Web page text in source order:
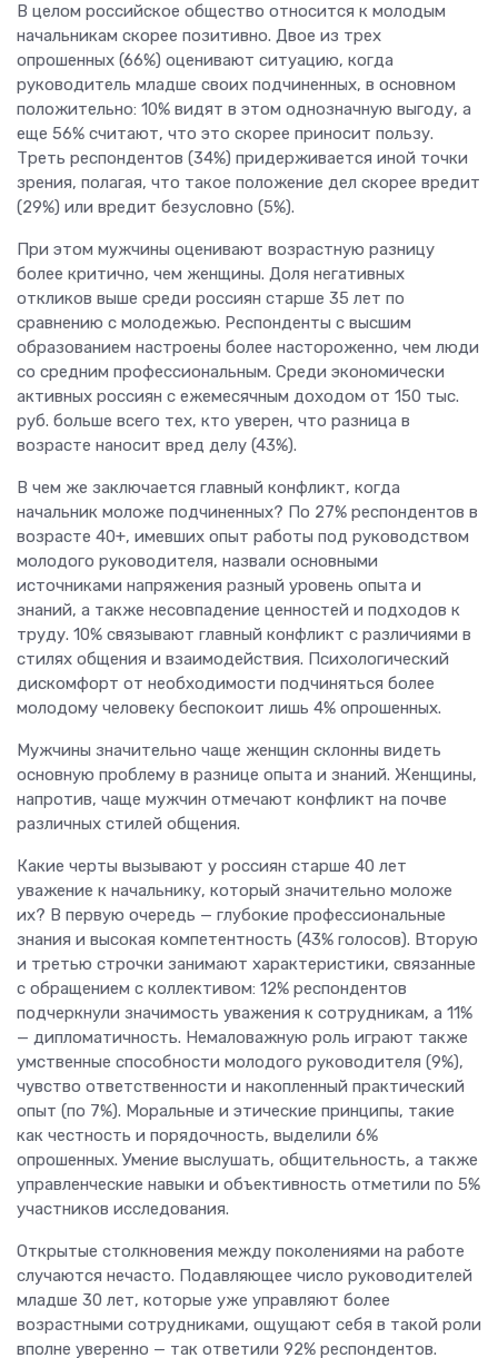
В целом российское общество относится к молодым
начальникам скорее позитивно. Двое из трех
опрошенных (66%) оценивают ситуацию, когда
руководитель младше своих подчиненных, в основном
положительно: 10% видят в этом однозначную выгоду, а
еще 56% считают, что это скорее приносит пользу.
Треть респондентов (34%) придерживается иной точки
зрения, полагая, что такое положение дел скорее вредит
(29%) или вредит безусловно (5%).
При этом мужчины оценивают возрастную разницу
более критично, чем женщины. Доля негативных
откликов выше среди россиян старше 35 лет по
сравнению с молодежью. Респонденты с высшим
образованием настроены более настороженно, чем люди
со средним профессиональным. Среди экономически
активных россиян с ежемесячным доходом от 150 тыс.
руб. больше всего тех, кто уверен, что разница в
возрасте наносит вред делу (43%).
В чем же заключается главный конфликт, когда
начальник моложе подчиненных? По 27% респондентов в
возрасте 40+, имевших опыт работы под руководством
молодого руководителя, назвали основными
источниками напряжения разный уровень опыта и
знаний, а также несовпадение ценностей и подходов к
труду. 10% связывают главный конфликт с различиями в
стилях общения и взаимодействия. Психологический
дискомфорт от необходимости подчиняться более
молодому человеку беспокоит лишь 4% опрошенных.
Мужчины значительно чаще женщин склонны видеть
основную проблему в разнице опыта и знаний. Женщины,
напротив, чаще мужчин отмечают конфликт на почве
различных стилей общения.
Какие черты вызывают у россиян старше 40 лет
уважение к начальнику, который значительно моложе
их? В первую очередь — глубокие профессиональные
знания и высокая компетентность (43% голосов). Вторую
и третью строчки занимают характеристики, связанные
с обращением с коллективом: 12% респондентов
подчеркнули значимость уважения к сотрудникам, а 11%
— дипломатичность. Немаловажную роль играют также
умственные способности молодого руководителя (9%),
чувство ответственности и накопленный практический
опыт (по 7%). Моральные и этические принципы, такие
как честность и порядочность, выделили 6%
опрошенных. Умение выслушать, общительность, а также
управленческие навыки и объективность отметили по 5%
участников исследования.
Открытые столкновения между поколениями на работе
случаются нечасто. Подавляющее число руководителей
младше 30 лет, которые уже управляют более
возрастными сотрудниками, ощущают себя в такой роли
вполне уверенно — так ответили 92% респондентов.